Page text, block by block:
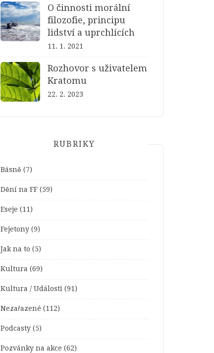
O činnosti morální
filozofie, principu
lidství a uprchlících
11. 1. 2021
Rozhovor s uživatelem
Kratomu
22. 2. 2023
RUBRIKY
Básně (7)
Dění na FF (59)
Eseje (11)
Fejetony (9)
Jak na to (5)
Kultura (69)
Kultura / Události (91)
Nezařazené (112)
Podcasty (5)
Pozvánky na akce (62)